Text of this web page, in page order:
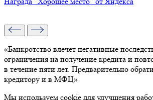
«Банкротство влечет негативные
ограничения на получение кредита и
в течение пяти лет. Предварительно
кредитору и в МФЦ»
Мы используем cookie для улучшения